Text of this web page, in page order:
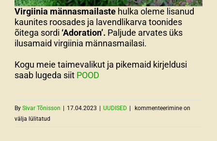
Virgiinia männasmailaste hulka oleme lisanud
kaunites roosades ja lavendlikarva toonides
õitega sordi ‘Adoration’. Paljude arvates üks
ilusamaid virgiinia männasmailasi.
Kogu meie taimevalikut ja pikemaid kirjeldusi
saab lugeda siit POOD
By Sivar Tõnisson 17.04.2023 UUDISED
Uued
kommenteerimine on
välja lülitatud